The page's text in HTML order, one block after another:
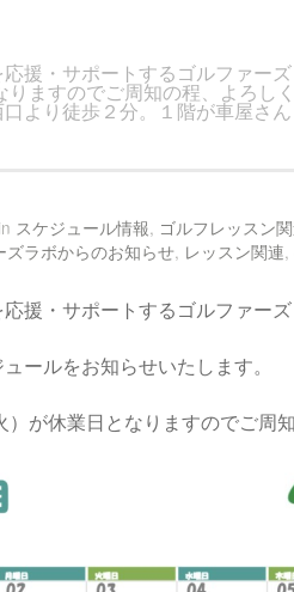
援・サポートするゴルファー
りますのでご周知の程、よろ
より徒歩２分。１階が車屋さん
スケジュール情報, ゴルフレッスン
ズラボからのお知らせ, レッスン関連,
援・サポートするゴルファーズ
ールをお知らせいたします。
）が休業日となりますのでご周